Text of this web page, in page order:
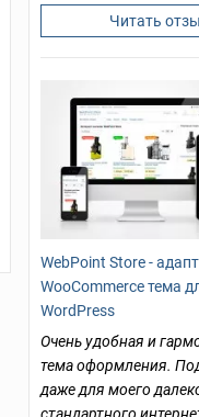
Читать
WebPoint Store -
WooCommerce тема
WordPress
Очень удобная и
тема оформления.
даже для моего